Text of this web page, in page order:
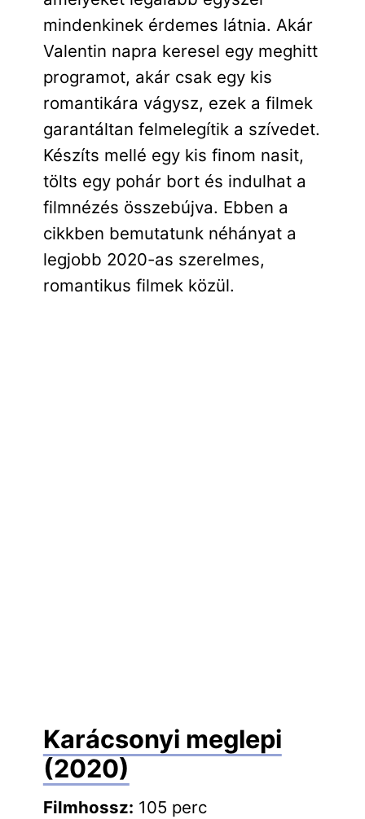
mindenkinek érdemes látnia. Akár
Valentin napra keresel egy meghitt
programot, akár csak egy kis
romantikára vágysz, ezek a filmek
garantáltan felmelegítik a szívedet.
Készíts mellé egy kis finom nasit,
tölts egy pohár bort és indulhat a
filmnézés összebújva. Ebben a
cikkben bemutatunk néhányat a
legjobb 2020-as szerelmes,
romantikus filmek közül.
Karácsonyi meglepi
(2020)
Filmhossz: 105 perc